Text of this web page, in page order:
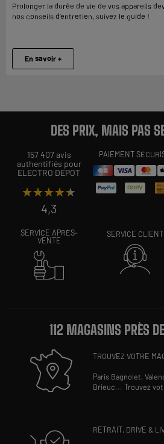
Prolonger la durée de vie de vos appareils
nos conseils d’entretien, suivez le guide !
En savoir +
DES PRIX, MAIS PAS
157 407 avis
authentifiés pour
ELECTRO DEPOT
★★★★★
★★★★★
4,3
PAIEMENT
SERVICE APRÈS-
VENTE
SERVICE CLIENT
112 MAGASINS PRÈS
TROUVEZ VOTRE
Paris Bagnolet,
Brieuc...Trouvez
RETRAIT, DRIVE &